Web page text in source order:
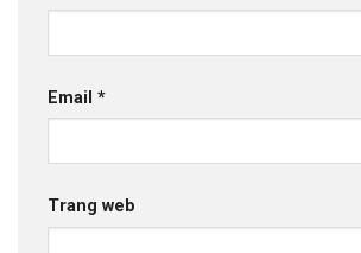
Email *
Trang web